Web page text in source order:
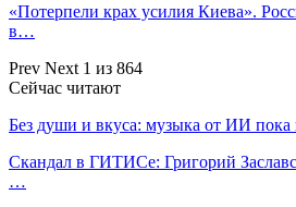
«Потерпели крах усилия Киева».
в…
Prev Next 1 из 864
Сейчас читают
Без души и вкуса: музыка от ИИ пока
Скандал в ГИТИСе: Григорий
…